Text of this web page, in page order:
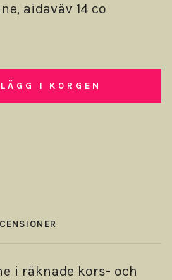
aidaväv 14 co
LÄGG I KORGEN
i räknade kors- och